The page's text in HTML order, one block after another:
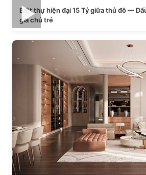
Biệt thự hiện đại 15 Tỷ giữa thủ đô —
gia chủ trẻ